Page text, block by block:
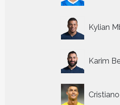
Kylian
Karim